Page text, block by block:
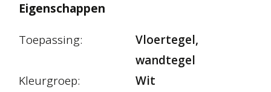
Eigenschappen
Toepassing:
Vloertegel,
wandtegel
Kleurgroep:
Wit